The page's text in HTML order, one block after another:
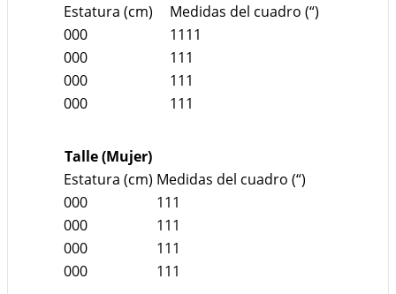
Estatura (cm)
Medidas del cuadro (“)
000
1111
000
111
000
111
000
111
Talle (Mujer)
Estatura (cm) Medidas del cuadro (“)
000
111
000
111
000
111
000
111